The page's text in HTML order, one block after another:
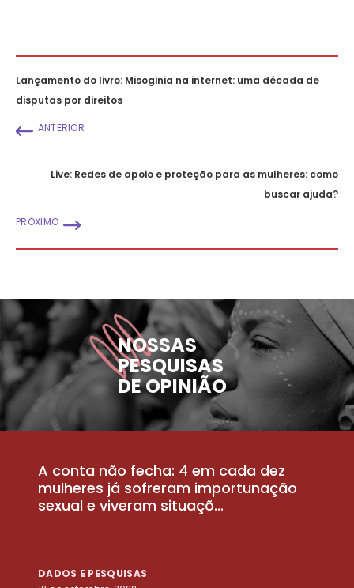
Lançamento do livro: Misoginia na internet: uma década de
disputas por direitos
ANTERIOR
Live: Redes de apoio e proteção para as mulheres: como
buscar ajuda?
PRÓXIMO
NOSSAS
PESQUISAS
DE OPINIÃO
A conta não fecha: 4 em cada dez
mulheres já sofreram importunação
sexual e viveram situaçõ...
DADOS E PESQUISAS